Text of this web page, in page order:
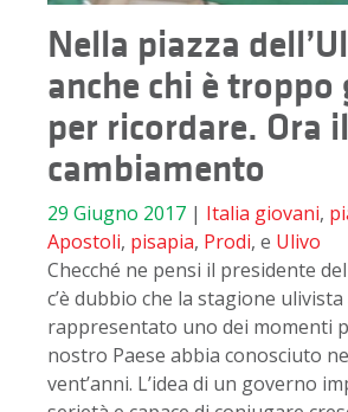
Nella piazza
anche chi è troppo
per ricordare. Ora il
cambiamento
29 Giugno 2017 | Italia giovani,
Apostoli, pisapia, Prodi, e Ulivo
Checché ne pensi il presidente
c’è dubbio che la stagione
rappresentato uno dei momenti
nostro Paese abbia conosciuto
vent’anni. L’idea di un governo